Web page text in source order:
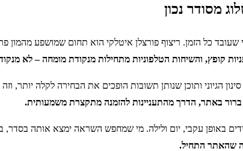
שעובד כל הזמן. ריצוף פורצלן איטלקי הוא תחום שמושפע
קופץ, והשיחות הטלפוניות מתחילות מנקודת מומחה – לא
הגיוני ותוכן שנותן תשובות הופכים את הבחירה לקלה יותר,
ברור באתר, הדרך מהתעניינות להזמנה מתקצרת משמעותית.
באופן עקבי, יום ולילה. מי שמחפש השראה ימצא אותה